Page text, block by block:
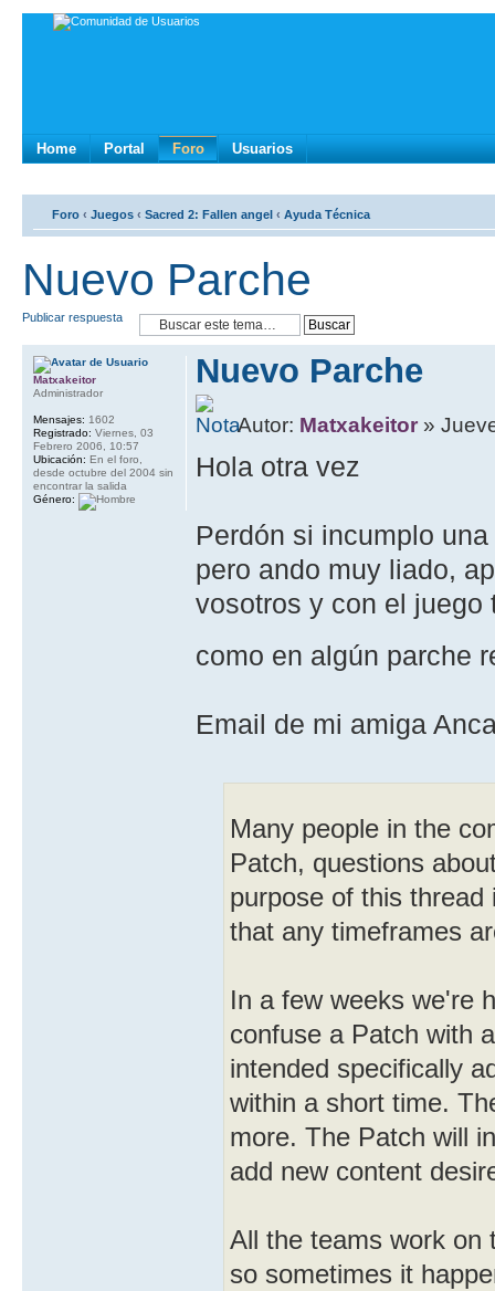
Home Portal Foro Usuarios
Foro ‹ Juegos ‹ Sacred 2: Fallen angel ‹ Ayuda Técnica
Nuevo Parche
Publicar respuesta
Nuevo Parche
Autor: Matxakeitor »
Hola otra vez
Perdón si incumplo
pero ando muy liado,
vosotros y con el juego
como en algún parche
Email de mi amiga
Many people in the
Patch, questions
purpose of this
that any timeframes
In a few weeks we're
confuse a Patch with
intended specifically
within a short time.
more. The Patch will
add new content
All the teams work on
so sometimes it
Matxakeitor
Administrador
Mensajes: 1602
Registrado: Viernes, 03
Febrero 2006, 10:57
Ubicación: En el foro,
desde octubre del 2004 sin
encontrar la salida
Género: